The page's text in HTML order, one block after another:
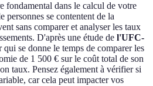
fondamental dans le calcul de votre
personnes se contentent de la
sans comparer et analyser les taux
D'après une étude de l'UFC-
qui se donne le temps de comparer les
de 1 500 € sur le coût total de son
taux. Pensez également à vérifier si
car cela peut impacter vos